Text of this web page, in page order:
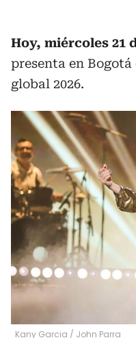
Hoy, miércoles 21
presenta en
global 2026.
Kany Garcia / John Parra